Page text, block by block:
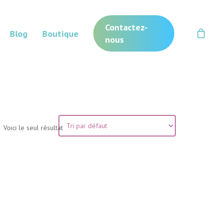
Blog Boutique
Contactez-
nous
Voici le seul résultat